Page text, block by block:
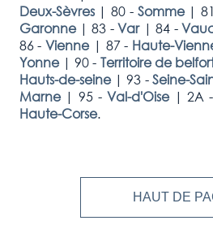
Deux-Sèvres | 80 - Somme |
Garonne |83 -Var |84 -
86 -Vienne | 87 - Haute-
Yonne |90 - Territoire de
Hauts-de-seine |93 -Seine-
Marne |95 - Val-d'Oise |2A -
Haute-Corse.
HAUT DE